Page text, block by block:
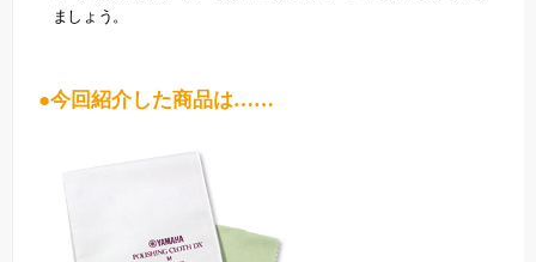
ましょう。
●今回紹介した商品は……